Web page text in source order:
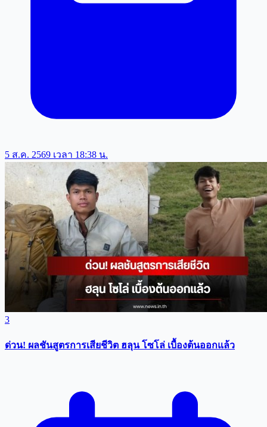
5 ส.ค. 2569 เวลา 18:38 น.
3
ด่วน! ผลชันสูตรการเสียชีวิต ฮลุน โซโล่ เบื้องต้นออกแล้ว